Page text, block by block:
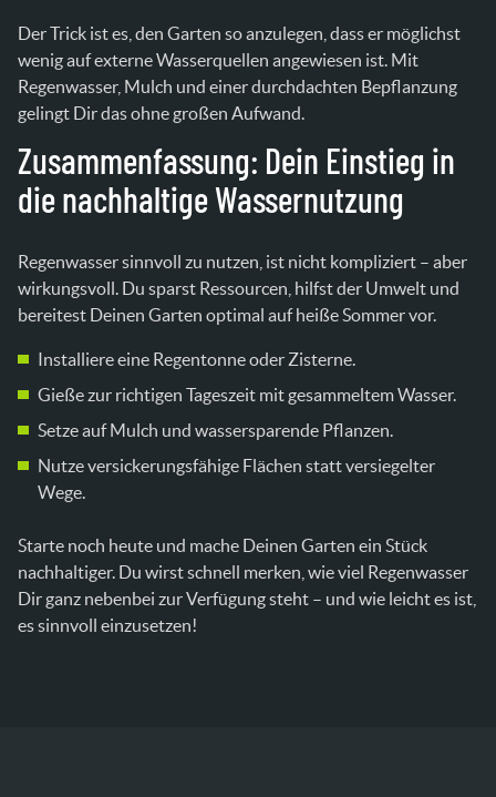
Der Trick ist es, den Garten so anzulegen, dass er möglichst
wenig auf externe Wasserquellen angewiesen ist. Mit
Regenwasser, Mulch und einer durchdachten Bepflanzung
gelingt Dir das ohne großen Aufwand.
Zusammenfassung: Dein Einstieg in
die nachhaltige Wassernutzung
Regenwasser sinnvoll zu nutzen, ist nicht kompliziert – aber
wirkungsvoll. Du sparst Ressourcen, hilfst der Umwelt und
bereitest Deinen Garten optimal auf heiße Sommer vor.
Installiere eine Regentonne oder Zisterne.
Gieße zur richtigen Tageszeit mit gesammeltem Wasser.
Setze auf Mulch und wassersparende Pflanzen.
Nutze versickerungsfähige Flächen statt versiegelter
Wege.
Starte noch heute und mache Deinen Garten ein Stück
nachhaltiger. Du wirst schnell merken, wie viel Regenwasser
Dir ganz nebenbei zur Verfügung steht – und wie leicht es ist,
es sinnvoll einzusetzen!